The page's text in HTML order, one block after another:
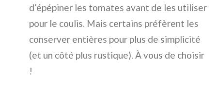
d’épépiner les tomates avant de les utiliser
pour le coulis. Mais certains préfèrent les
conserver entières pour plus de simplicité
(et un côté plus rustique). À vous de choisir
!